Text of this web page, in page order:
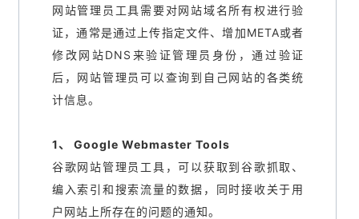
网站管理员工具需要对网站域名所有权进行验
证，通常是通过上传指定文件、增加META或者
修改网站DNS来验证管理员身份，通过验证
后，网站管理员可以查询到自己网站的各类统
计信息。
1、 Google Webmaster Tools
谷歌网站管理员工具，可以获取到谷歌抓取、
编入索引和搜索流量的数据，同时接收关于用
户网站上所存在的问题的通知。